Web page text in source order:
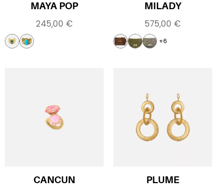
MAYA POP
245,00 €
MILADY
575,00 €
+6
CANCUN PLUME